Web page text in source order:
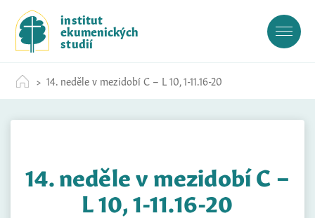
c
institut
ekumenických
studií
14. neděle v mezidobí C – L 10, 1-11.16-20
14. neděle v mezidobí C –
L 10, 1-11.16-20